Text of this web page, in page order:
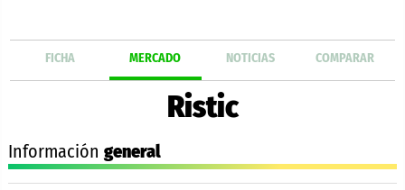
FICHA MERCADO NOTICIAS COMPARAR
Ristic
Información general